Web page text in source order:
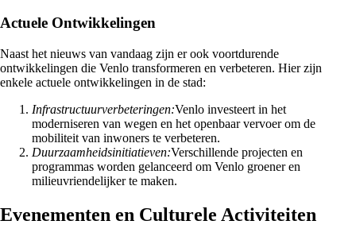
Actuele Ontwikkelingen
Naast het nieuws van vandaag zijn er ook voortdurende
ontwikkelingen die Venlo transformeren en verbeteren. Hier zijn
enkele actuele ontwikkelingen in de stad:
Infrastructuurverbeteringen:Venlo investeert in het
moderniseren van wegen en het openbaar vervoer om de
mobiliteit van inwoners te verbeteren.
Duurzaamheidsinitiatieven:Verschillende projecten en
programmas worden gelanceerd om Venlo groener en
milieuvriendelijker te maken.
Evenementen en Culturele Activiteiten